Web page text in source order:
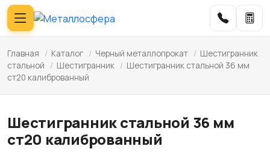
Главная / Каталог / Черный металлопрокат / Шестигранник
стальной
/ Шестигранник / Шестигранник стальной 36 мм
ст20 калиброванный
Шестигранник стальной 36 мм
ст20 калиброванный